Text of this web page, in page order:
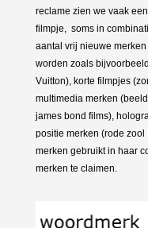
reclame zien we vaak
filmpje, soms in
aantal vrij nieuwe
worden zoals
Vuitton), korte filmpjes
multimedia merken
james bond films),
positie merken (rode
merken gebruikt in haar
merken te claimen.